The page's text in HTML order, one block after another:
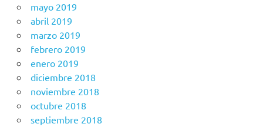
mayo 2019
abril 2019
marzo 2019
febrero 2019
enero 2019
diciembre 2018
noviembre 2018
octubre 2018
septiembre 2018